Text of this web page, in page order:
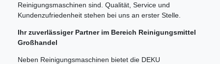
Reinigungsmaschinen sind. Qualität, Service und
Kundenzufriedenheit stehen bei uns an erster Stelle.
Ihr zuverlässiger Partner im Bereich Reinigungsmittel
Großhandel
Neben Reinigungsmaschinen bietet die DEKU